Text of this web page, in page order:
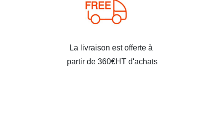
La livraison est offerte à
partir de 360€HT d'achats